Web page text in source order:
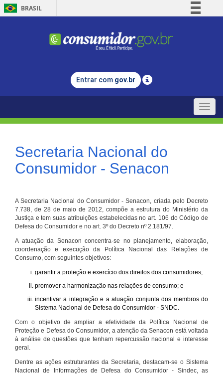
BRASIL
Comunica BR
Legislação
Entrar com gov.br
Toggle
Secretaria Nacional do
Consumidor - Senacon
A Secretaria Nacional do Consumidor - Senacon, criada pelo Decreto
7.738, de 28 de maio de 2012, compõe a estrutura do Ministério da
Justiça e tem suas atribuições estabelecidas no art. 106 do Código de
Defesa do Consumidor e no art. 3º do Decreto nº 2.181/97.
A atuação da Senacon concentra-se no planejamento, elaboração,
coordenação e execução da Política Nacional das Relações de
Consumo, com seguintes objetivos:
garantir a proteção e exercício dos direitos dos consumidores;
promover a harmonização nas relações de consumo; e
incentivar a integração e a atuação conjunta dos membros do
Sistema Nacional de Defesa do Consumidor - SNDC.
Com o objetivo de ampliar a efetividade da Política Nacional de
Proteção e Defesa do Consumidor, a atenção da Senacon está voltada
à análise de questões que tenham repercussão nacional e interesse
geral.
Dentre as ações estruturantes da Secretaria, destacam-se o Sistema
Nacional de Informações de Defesa do Consumidor - Sindec, as